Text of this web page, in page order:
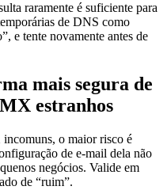
raramente é suficiente para
de DNS como
e tente novamente antes de
mais segura de
estranhos
o maior risco é
de e-mail dela não
negócios. Valide em
de “ruim”.